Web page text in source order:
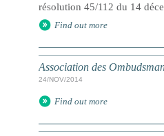
résolution 45/112 du 14
Find out more
Association des
24/NOV/2014
Find out more